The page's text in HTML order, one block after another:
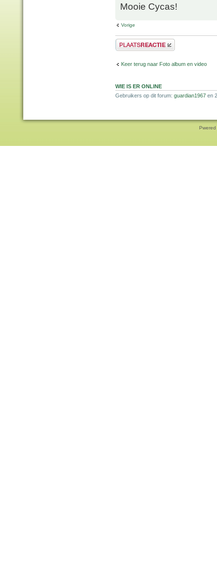
Mooie Cycas!
Vorige
Plaats een reactie
Keer terug naar Foto album en video
WIE IS ER ONLINE
Gebruikers op dit forum: guardian1967 en